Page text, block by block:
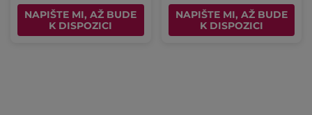
NAPIŠTE MI, AŽ BUDE
K DISPOZICI
NAPIŠTE MI, AŽ BUDE
K DISPOZICI